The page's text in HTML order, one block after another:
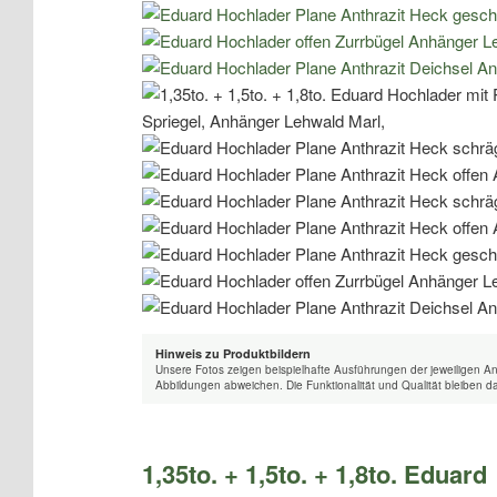
Hinweis zu Produktbildern
Unsere Fotos zeigen beispielhafte Ausführungen der jeweiligen
Abbildungen abweichen. Die Funktionalität und Qualität bleiben
1,35to. + 1,5to. + 1,8to. Eduard